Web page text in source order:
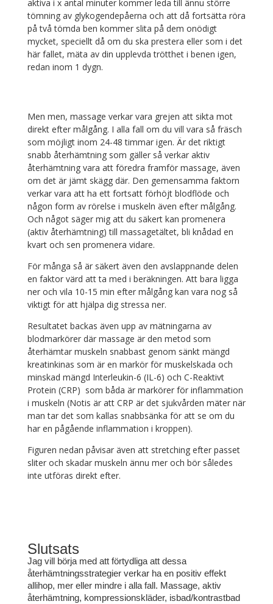
aktiva i x antal minuter kommer leda till ännu större
tömning av glykogendepåerna och att då fortsätta röra
på två tömda ben kommer slita på dem onödigt
mycket, speciellt då om du ska prestera eller som i det
här fallet, mäta av din upplevda trötthet i benen igen,
redan inom 1 dygn.
Men men, massage verkar vara grejen att sikta mot
direkt efter målgång. I alla fall om du vill vara så fräsch
som möjligt inom 24-48 timmar igen. Är det riktigt
snabb återhämtning som gäller så verkar aktiv
återhämtning vara att föredra framför massage, även
om det är jämt skägg där. Den gemensamma faktorn
verkar vara att ha ett fortsatt förhöjt blodflöde och
någon form av rörelse i muskeln även efter målgång.
Och något säger mig att du säkert kan promenera
(aktiv återhämtning) till massagetältet, bli knådad en
kvart och sen promenera vidare.
För många så är säkert även den avslappnande delen
en faktor värd att ta med i beräkningen. Att bara ligga
ner och vila 10-15 min efter målgång kan vara nog så
viktigt för att hjälpa dig stressa ner.
Resultatet backas även upp av mätningarna av
blodmarkörer där massage är den metod som
återhämtar muskeln snabbast genom sänkt mängd
kreatinkinas som är en markör för muskelskada och
minskad mängd Interleukin-6 (IL-6) och C-Reaktivt
Protein (CRP) som båda är markörer för inflammation
i muskeln (Notis är att CRP är det sjukvården mäter när
man tar det som kallas snabbsänka för att se om du
har en pågående inflammation i kroppen).
Figuren nedan påvisar även att stretching efter passet
sliter och skadar muskeln ännu mer och bör således
inte utföras direkt efter.
Slutsats
Jag vill börja med att förtydliga att dessa
återhämtningsstrategier verkar ha en positiv effekt
allihop, mer eller mindre i alla fall. Massage, aktiv
återhämtning, kompressionskläder, isbad/kontrastbad